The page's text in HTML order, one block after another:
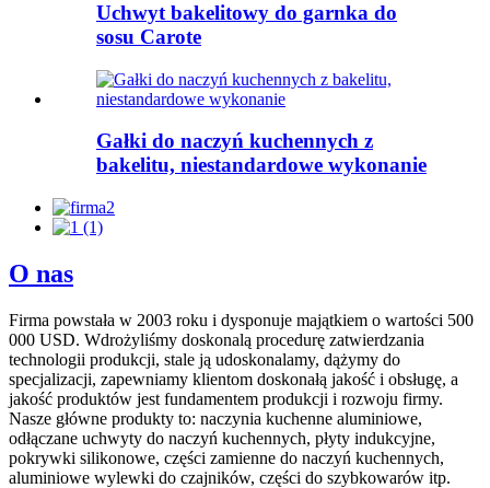
Uchwyt bakelitowy do garnka do
sosu Carote
Gałki do naczyń kuchennych z
bakelitu, niestandardowe wykonanie
O nas
Firma powstała w 2003 roku i dysponuje majątkiem o wartości 500
000 USD. Wdrożyliśmy doskonalą procedurę zatwierdzania
technologii produkcji, stale ją udoskonalamy, dążymy do
specjalizacji, zapewniamy klientom doskonałą jakość i obsługę, a
jakość produktów jest fundamentem produkcji i rozwoju firmy.
Nasze główne produkty to: naczynia kuchenne aluminiowe,
odłączane uchwyty do naczyń kuchennych, płyty indukcyjne,
pokrywki silikonowe, części zamienne do naczyń kuchennych,
aluminiowe wylewki do czajników, części do szybkowarów itp.